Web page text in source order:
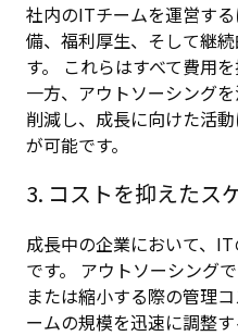
社内のITチームを運営す
備、福利厚生、そして継
す。 これらはすべて費用
一方、アウトソーシング
削減し、成長に向けた活
が可能です。
3. コストを抑えたス
成長中の企業において、
です。 アウトソーシング
または縮小する際の管理
ームの規模を迅速に調整す